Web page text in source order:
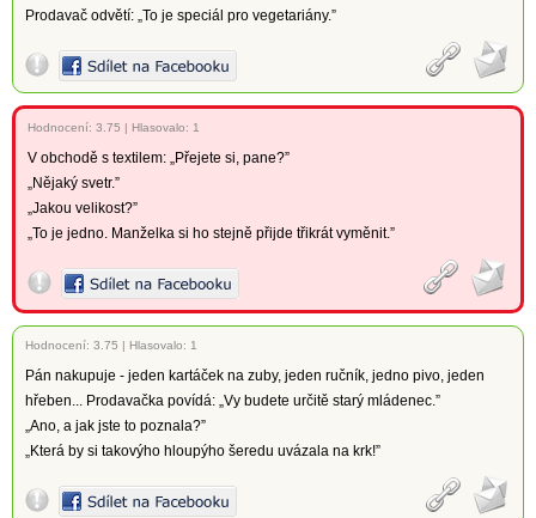
Prodavač odvětí: „To je speciál pro vegetariány.”
Hodnocení: 3.75 | Hlasovalo: 1
V obchodě s textilem: „Přejete si, pane?”
„Nějaký svetr.”
„Jakou velikost?”
„To je jedno. Manželka si ho stejně přijde třikrát vyměnit.”
Hodnocení: 3.75 | Hlasovalo: 1
Pán nakupuje - jeden kartáček na zuby, jeden ručník, jedno pivo, jeden
hřeben... Prodavačka povídá: „Vy budete určitě starý mládenec.”
„Ano, a jak jste to poznala?”
„Která by si takovýho hloupýho šeredu uvázala na krk!”